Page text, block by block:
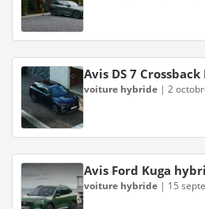
Avis DS 7 Crossback
voiture hybride | 2
Avis Ford Kuga
voiture hybride | 15